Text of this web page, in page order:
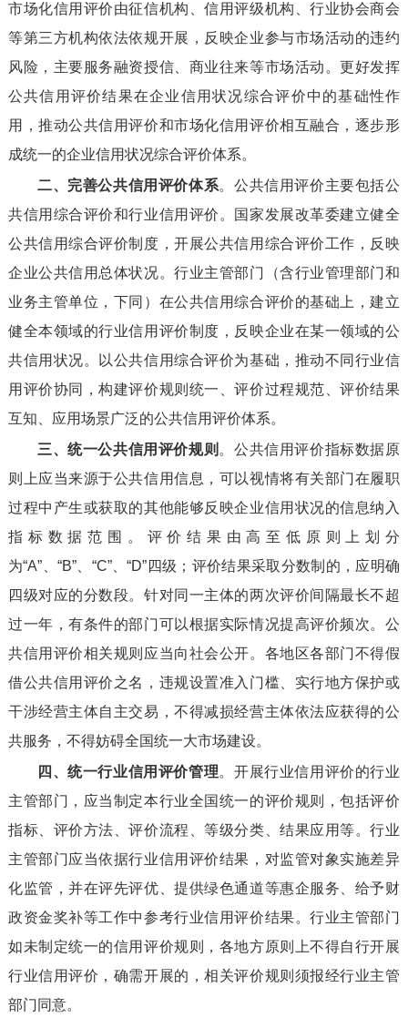
市场化信用评价由征信机构、信用评级机构、行业协会商会
等第三方机构依法依规开展，反映企业参与市场活动的违约
风险，主要服务融资授信、商业往来等市场活动。更好发挥
公共信用评价结果在企业信用状况综合评价中的基础性作
用，推动公共信用评价和市场化信用评价相互融合，逐步形
成统一的企业信用状况综合评价体系。
二、完善公共信用评价体系。公共信用评价主要包括公
共信用综合评价和行业信用评价。国家发展改革委建立健全
公共信用综合评价制度，开展公共信用综合评价工作，反映
企业公共信用总体状况。行业主管部门（含行业管理部门和
业务主管单位，下同）在公共信用综合评价的基础上，建立
健全本领域的行业信用评价制度，反映企业在某一领域的公
共信用状况。以公共信用综合评价为基础，推动不同行业信
用评价协同，构建评价规则统一、评价过程规范、评价结果
互知、应用场景广泛的公共信用评价体系。
三、统一公共信用评价规则 。公共信用评价指标数据原
则上应当来源于公共信用信息，可以视情将有关部门在履职
过程中产生或获取的其他能够反映企业信用状况的信息纳入
指标数据范围。评价结果由高至低原则上划分
为“A”、“B”、“C”、“D”四级；评价结果采取分数制的，应明确
四级对应的分数段。针对同一主体的两次评价间隔最长不超
过一年，有条件的部门可以根据实际情况提高评价频次。公
共信用评价相关规则应当向社会公开。各地区各部门不得假
借公共信用评价之名，违规设置准入门槛、实行地方保护或
干涉经营主体自主交易，不得减损经营主体依法应获得的公
共服务，不得妨碍全国统一大市场建设。
四、统一行业信用评价管理。开展行业信用评价的行业
主管部门，应当制定本行业全国统一的评价规则，包括评价
指标、评价方法、评价流程、等级分类、结果应用等。行业
主管部门应当依据行业信用评价结果，对监管对象实施差异
化监管，并在评先评优、提供绿色通道等惠企服务、给予财
政资金奖补等工作中参考行业信用评价结果。行业主管部门
如未制定统一的信用评价规则，各地方原则上不得自行开展
行业信用评价，确需开展的，相关评价规则须报经行业主管
部门同意。